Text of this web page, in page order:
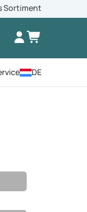
Sortiment
MenüDE